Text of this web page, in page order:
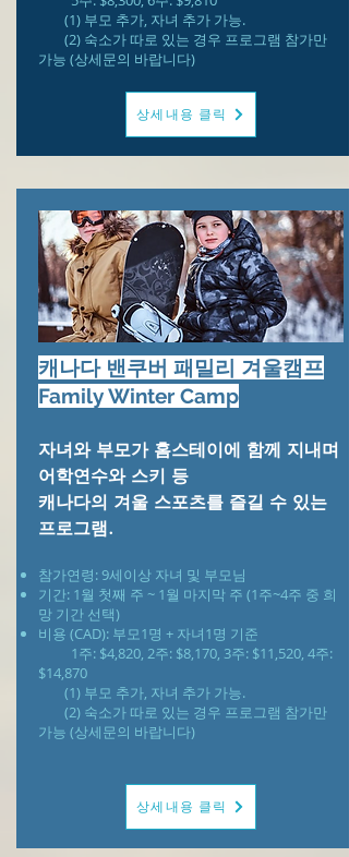
(1) 부모 추가, 자녀 추가 가능.
(2) 숙소가 따로 있는 경우 프로그램 참가만
가능 (상세문의 바랍니다)
상세내용 클릭
캐나다 밴쿠버 패밀리 겨울캠프
Family Winter Camp
자녀와 부모가 홈스테이에 함께 지내며
어학연수와 스키 등
캐나다의 겨울 스포츠를 즐길 수 있는
프로그램.
참가연령: 9세이상 자녀 및 부모님
​기간: 1월 첫째 주 ~ 1월 마지막 주 (1주~4주 중 희
망 기간 선택)
비용 (CAD): 부모1명 + 자녀1명 기준
1주: $4,820, 2주: $8,170, 3주: $11,520, 4주:
$14,870
(1) 부모 추가, 자녀 추가 가능.
(2) 숙소가 따로 있는 경우 프로그램 참가만
가능 (상세문의 바랍니다)
상세내용 클릭